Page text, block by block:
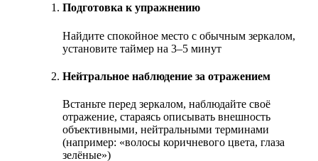
Подготовка к упражнению
Найдите спокойное место с обычным зеркалом,
установите таймер на 3–5 минут
Нейтральное наблюдение за отражением
Встаньте перед зеркалом, наблюдайте своё
отражение, стараясь описывать внешность
объективными, нейтральными терминами
(например: «волосы коричневого цвета, глаза
зелёные»)